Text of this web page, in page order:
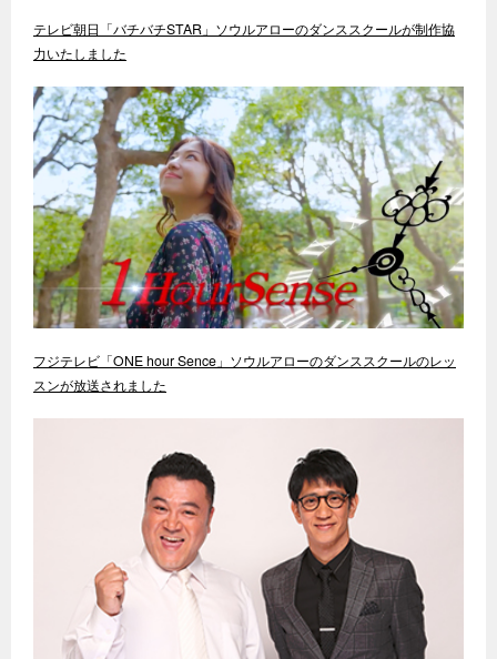
テレビ朝日「バチバチSTAR」ソウルアローのダンススクールが制作協
力いたしました
フジテレビ「ONE hour Sence」ソウルアローのダンススクールのレッ
スンが放送されました